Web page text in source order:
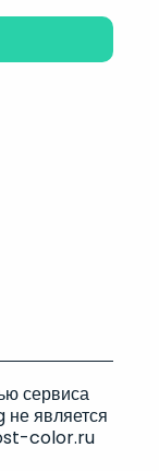
сервиса
является
color.ru